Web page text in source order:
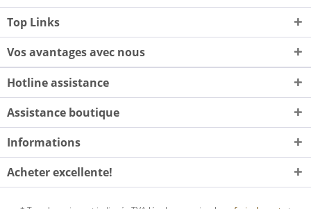
Top Links
Vos avantages avec nous
Hotline assistance
Assistance boutique
Informations
Acheter excellente!